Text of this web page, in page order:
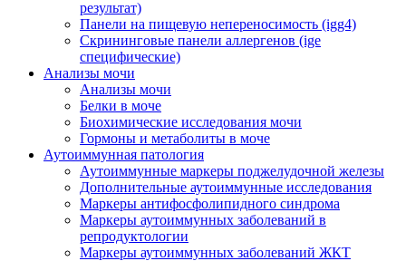
результат)
Панели на пищевую непереносимость (igg4)
Скрининговые панели аллергенов (ige
специфические)
Анализы мочи
Анализы мочи
Белки в моче
Биохимические исследования мочи
Гормоны и метаболиты в моче
Аутоиммунная патология
Аутоиммунные маркеры поджелудочной железы
Дополнительные аутоиммунные исследования
Маркеры антифосфолипидного синдрома
Маркеры аутоиммунных заболеваний в
репродуктологии
Маркеры аутоиммунных заболеваний ЖКТ